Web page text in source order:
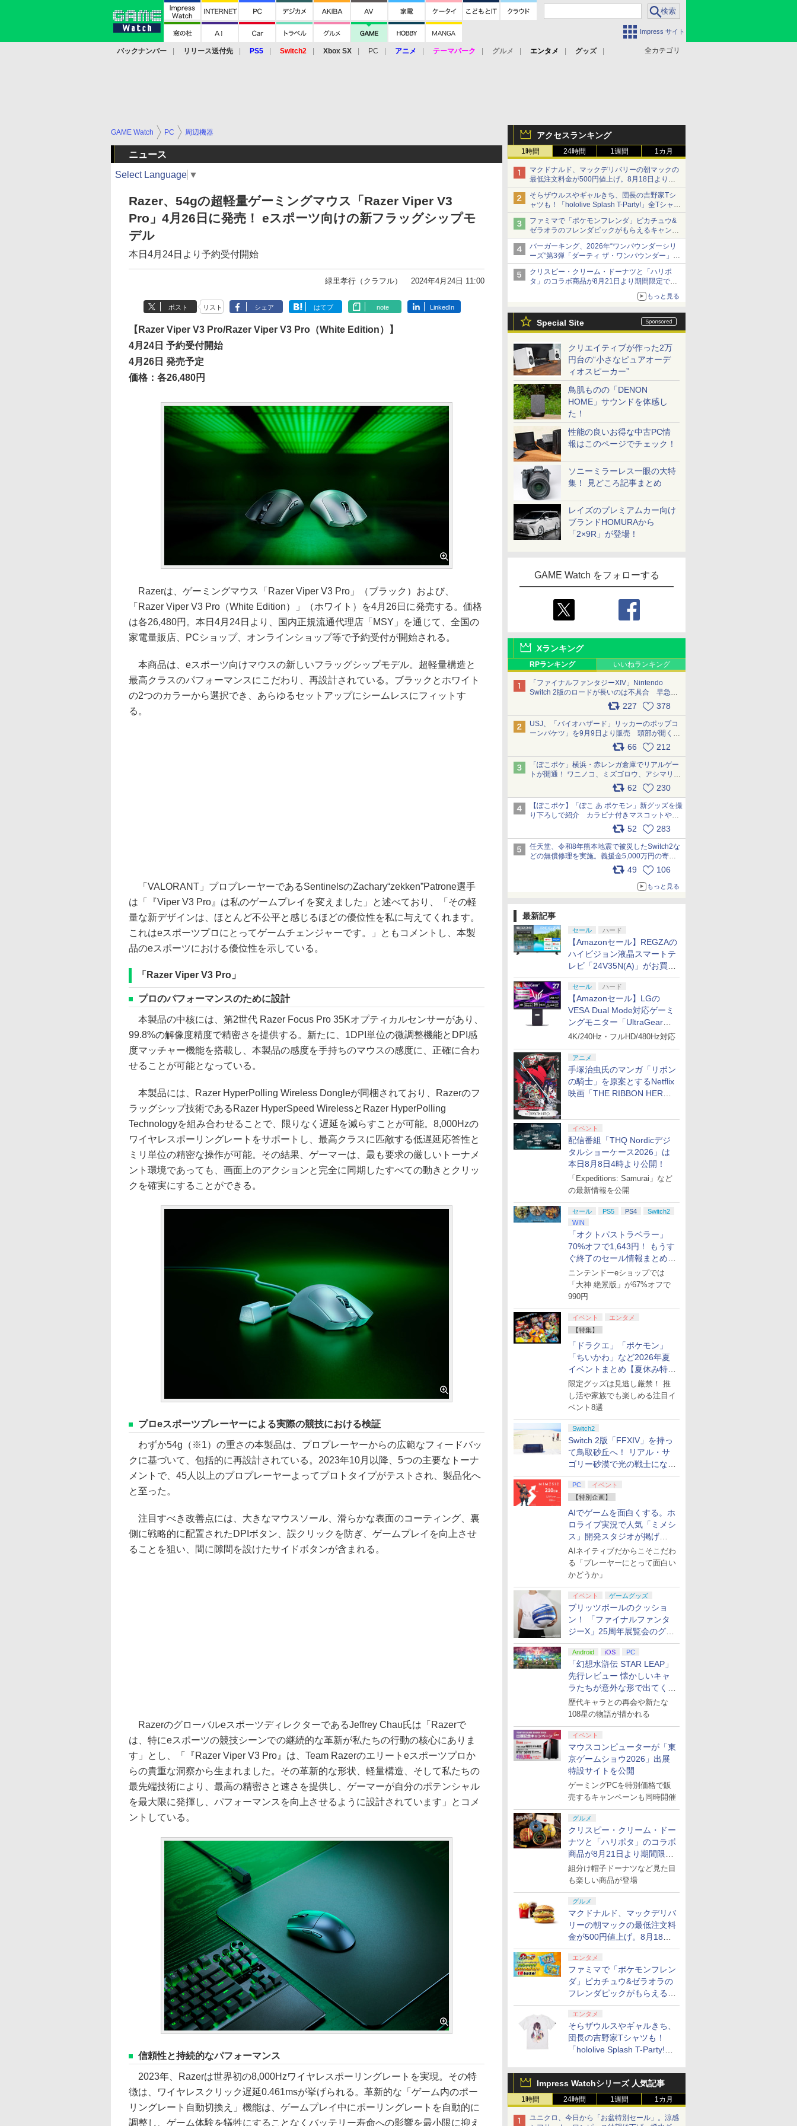
Impress サイト
全カテゴリ
バックナンバー リリース送付先 PS5 Switch2 Xbox SX PC アニメ テーマパーク グルメ エンタメ
グッズ
アクセスランキング
1時間 24時間 1週間 1カ月
マクドナルド、マックデリバリーの朝マックの
最低注文料金が500円値上げ。8月18日より
1,500円から受付
そらザウルスやギャルきち、団長の吉野家Tシ
ャツも！「hololive Splash T-Party!」全Tシャツ
ラインナップ公開＆オンライン販売開始
ファミマで「ポケモンフレンダ」ピカチュウ&
ゼラオラのフレンダピックがもらえるキャンペ
ーン開催！
バーガーキング、2026年“ワンパウンダーシリ
ーズ”第3弾「ダーティ ザ・ワンパウンダー」を
8月7日発売
「特製ガーリックマヨソース」を使用した超大
型チーズバーガー
クリスピー・クリーム・ドーナツと「ハリポ
タ」のコラボ商品が8月21日より期間限定で発
組分け帽子ドーナツなど見た目も楽しい商品が
もっと見る
Special Site
クリエイティブが作った2万
円台の“小さなピュアオーデ
ィオスピーカー”
鳥肌ものの「DENON
HOME」サウンドを体感し
た！
性能の良いお得な中古PC情
報はこのページでチェック！
ソニーミラーレス一眼の大特
集！ 見どころ記事まとめ
レイズのプレミアムカー向け
ブランドHOMURAから
「2×9R」が登場！
GAME Watch をフォローする
Xランキング
RPランキング いいねランキング
「ファイナルファンタジーXIV」Nintendo
Switch 2版のロードが長いのは不具合 早急に
アップデートできるよう対応中227 378
USJ、「バイオハザード」リッカーのポップコ
ーンバケツ」を9月9日より販売 頭部が開く仕
組み。味は恐怖を堪のう「味噌フレーバー」
66 212
「ぽこポケ」横浜・赤レンガ倉庫でリアルゲー
トが開通！ ワニノコ、ミズゴロウ、アシマリ登
場シーンをレポート pic.x.com/LDgEByVl6D
62 230
【ぽこポケ】「ぽこ あ ポケモン」新グッズを撮
り下ろしで紹介 カラビナ付きマスコットやス
52 283
任天堂、令和8年熊本地震で被災したSwitch2な
どの無償修理を実施。義援金5,000万円の寄付
も発表 pic.x.com/BAYsMfUfUC
49 106
もっと見る
最新記事
セール ハード
【Amazonセール】REGZAの
ハイビジョン液晶スマートテ
レビ「24V35N(A)」がお買い
得！
セール ハード
【Amazonセール】LGの
VESA Dual Mode対応ゲーミ
ングモニター「UltraGear
27G850A-B」がお買い得！
4K/240Hz・フルHD/480Hz対応
アニメ
手塚治虫氏のマンガ「リボン
の騎士」を原案とするNetflix
映画「THE RIBBON HERO
イベント
配信番組「THQ Nordicデジ
タルショーケース2026」は
本日8月8日4時より公開！
「Expeditions: Samurai」など
の最新情報を公開
セール PS5 PS4
Switch2
WIN
「オクトパストラベラー」
70%オフで1,643円！ もうす
ぐ終了のセール情報まとめ
【8月8日更新】
ニンテンドーeショップでは
「大神 絶景版」が67%オフで
990円
イベント
エンタメ
【特集】
「ドラクエ」「ポケモン」
「ちいかわ」など2026年夏
イベントまとめ【夏休み特
集】
限定グッズは見逃し厳禁！ 推
し活や家族でも楽しめる注目イ
ベント8選
Switch2
Switch 2版「FFXIV」を持っ
て鳥取砂丘へ！ リアル・サ
ゴリー砂漠で光の戦士になっ
てみた
PC
イベント
【特別企画】
AIでゲームを面白くする。ホ
ロライブ実況で人気「ミメシ
ス」開発スタジオが掲げ
る“AI活用の信念”とは？【講
演レポート】
AIネイティブだからこそこだわ
る「プレーヤーにとって面白い
かどうか」
イベント ゲームグッズ
ブリッツボールのクッショ
ン！ 「ファイナルファンタ
ジーX」25周年展覧会のグッ
ズ情報が公開
Android iOS PC
「幻想水滸伝 STAR LEAP」
先行レビュー 懐かしいキャ
ラたちが意外な形で出てくる
シリーズ完全新作！
歴代キャラとの再会や新たな
108星の物語が描かれる
イベント
マウスコンピューターが「東
京ゲームショウ2026」出展
特設サイトを公開
ゲーミングPCを特別価格で販
売するキャンペーンも同時開催
グルメ
クリスピー・クリーム・ドー
ナツと「ハリポタ」のコラボ
商品が8月21日より期間限定
で発売
組分け帽子ドーナツなど見た目
も楽しい商品が登場
グルメ
マクドナルド、マックデリバ
リーの朝マックの最低注文料
金が500円値上げ。8月18日
より1,500円から受付
エンタメ
ファミマで「ポケモンフレン
ダ」ピカチュウ&ゼラオラの
フレンダピックがもらえるキ
ャンペーン開催！
エンタメ
そらザウルスやギャルきち、
団長の吉野家Tシャツも！
「hololive Splash T-Party!」
＆オンライン販売開始
Impress Watchシリーズ 人気記事
1時間 24時間 1週間 1カ月
ユニクロ、今日から「お盆特別セール」。涼感
GAME Watch PC 周辺機器
ニュース
Select Language ▼
Razer、54gの超軽量ゲーミングマウス「Razer Viper V3
Pro」4月26日に発売！ eスポーツ向けの新フラッグシップモ
デル
本日4月24日より予約受付開始
緑里孝行（クラフル） 2024年4月24日 11:00
ポスト リスト シェア はてブ note LinkedIn
【Razer Viper V3 Pro/Razer Viper V3 Pro（White Edition）】
4月24日 予約受付開始
4月26日 発売予定
価格：各26,480円
Razerは、ゲーミングマウス「Razer Viper V3 Pro」（ブラック）および、
「Razer Viper V3 Pro（White Edition）」（ホワイト）を4月26日に発売する。価格
は各26,480円。本日4月24日より、国内正規流通代理店「MSY」を通じて、全国の
家電量販店、PCショップ、オンラインショップ等で予約受付が開始される。
本商品は、eスポーツ向けマウスの新しいフラッグシップモデル。超軽量構造と
最高クラスのパフォーマンスにこだわり、再設計されている。ブラックとホワイト
の2つのカラーから選択でき、あらゆるセットアップにシームレスにフィットす
る。
「VALORANT」プロプレーヤーであるSentinelsのZachary“zekken”Patrone選手
は「『Viper V3 Pro』は私のゲームプレイを変えました」と述べており、「その軽
量な新デザインは、ほとんど不公平と感じるほどの優位性を私に与えてくれます。
これはeスポーツプロにとってゲームチェンジャーです。」ともコメントし、本製
品のeスポーツにおける優位性を示している。
「Razer Viper V3 Pro」
プロのパフォーマンスのために設計
本製品の中核には、第2世代 Razer Focus Pro 35Kオプティカルセンサーがあり、
99.8%の解像度精度で精密さを提供する。新たに、1DPI単位の微調整機能とDPI感
度マッチャー機能を搭載し、本製品の感度を手持ちのマウスの感度に、正確に合わ
せることが可能となっている。
本製品には、Razer HyperPolling Wireless Dongleが同梱されており、Razerのフ
ラッグシップ技術であるRazer HyperSpeed WirelessとRazer HyperPolling
Technologyを組み合わせることで、限りなく遅延を減らすことが可能。8,000Hzの
ワイヤレスポーリングレートをサポートし、最高クラスに匹敵する低遅延応答性と
ミリ単位の精密な操作が可能。その結果、ゲーマーは、最も要求の厳しいトーナメ
ント環境であっても、画面上のアクションと完全に同期したすべての動きとクリッ
クを確実にすることができる。
プロeスポーツプレーヤーによる実際の競技における検証
わずか54g（※1）の重さの本製品は、プロプレーヤーからの広範なフィードバッ
クに基づいて、包括的に再設計されている。2023年10月以降、5つの主要なトーナ
メントで、45人以上のプロプレーヤーよってプロトタイプがテストされ、製品化へ
と至った。
注目すべき改善点には、大きなマウスソール、滑らかな表面のコーティング、裏
側に戦略的に配置されたDPIボタン、誤クリックを防ぎ、ゲームプレイを向上させ
ることを狙い、間に隙間を設けたサイドボタンが含まれる。
RazerのグローバルeスポーツディレクターであるJeffrey Chau氏は「Razerで
は、特にeスポーツの競技シーンでの継続的な革新が私たちの行動の核心にありま
す」とし、「『Razer Viper V3 Pro』は、Team Razerのエリートeスポーツプロか
らの貴重な洞察から生まれました。その革新的な形状、軽量構造、そして私たちの
最先端技術により、最高の精密さと速さを提供し、ゲーマーが自分のポテンシャル
を最大限に発揮し、パフォーマンスを向上させるように設計されています」とコメ
ントしている。
信頼性と持続的なパフォーマンス
2023年、Razerは世界初の8,000Hzワイヤレスポーリングレートを実現。その特
徴は、ワイヤレスクリック遅延0.461msが挙げられる。革新的な「ゲーム内のポー
リングレート自動切換え」機能は、ゲームプレイ中にポーリングレートを自動的に
調整し、ゲーム体験を犠牲にすることなくバッテリー寿命への影響を最小限に抑え